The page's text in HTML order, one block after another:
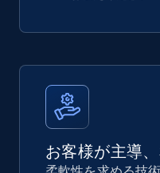
お客様が主導